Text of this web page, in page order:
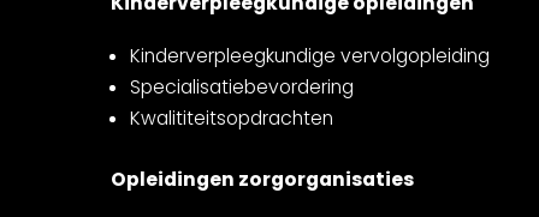
Kinderverpleegkundige vervolgopleiding
Specialisatiebevordering
Kwalititeitsopdrachten
Opleidingen zorgorganisaties